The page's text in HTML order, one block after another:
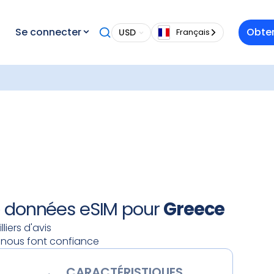
Se connecter USD Français
eSIM pourGreece
d'avis
nous font confiance